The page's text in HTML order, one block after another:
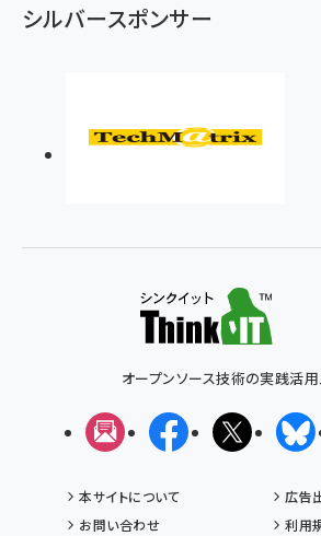
シルバースポンサー
オープンソース技術の実践活用
メルマガFacebookX(エック
本サイトについて
広告
お問い合わせ
利用